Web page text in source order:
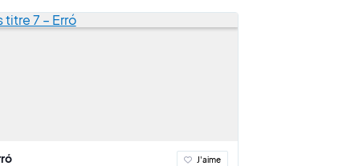
J'aime